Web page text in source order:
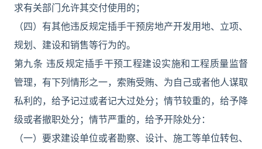
求有关部门允许其交付使用的；
（四）有其他违反规定插手干预房地产开发用地、立项、
规划、建设和销售等行为的。
第九条 违反规定插手干预工程建设实施和工程质量监督
管理，有下列情形之一，索贿受贿、为自己或者他人谋取
私利的，给予记过或者记大过处分；情节较重的，给予降
级或者撤职处分；情节严重的，给予开除处分：
（一）要求建设单位或者勘察、设计、施工等单位转包、